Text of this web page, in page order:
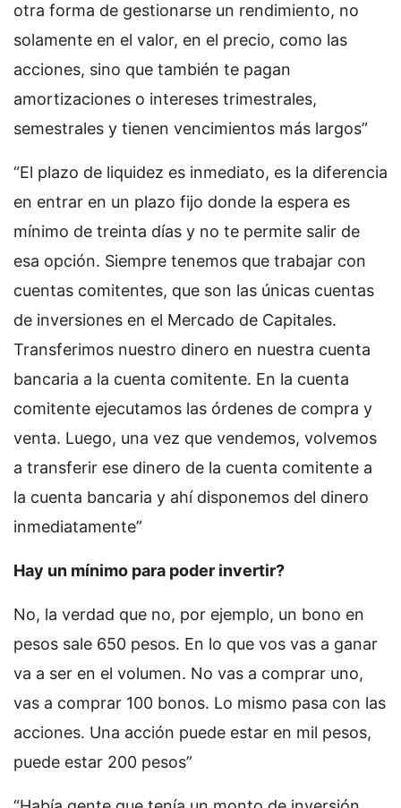
otra forma de gestionarse un rendimiento, no
solamente en el valor, en el precio, como las
acciones, sino que también te pagan
amortizaciones o intereses trimestrales,
semestrales y tienen vencimientos más largos”
“El plazo de liquidez es inmediato, es la diferencia
en entrar en un plazo fijo donde la espera es
mínimo de treinta días y no te permite salir de
esa opción. Siempre tenemos que trabajar con
cuentas comitentes, que son las únicas cuentas
de inversiones en el Mercado de Capitales.
Transferimos nuestro dinero en nuestra cuenta
bancaria a la cuenta comitente. En la cuenta
comitente ejecutamos las órdenes de compra y
venta. Luego, una vez que vendemos, volvemos
a transferir ese dinero de la cuenta comitente a
la cuenta bancaria y ahí disponemos del dinero
inmediatamente”
Hay un mínimo para poder invertir?
No, la verdad que no, por ejemplo, un bono en
pesos sale 650 pesos. En lo que vos vas a ganar
va a ser en el volumen. No vas a comprar uno,
vas a comprar 100 bonos. Lo mismo pasa con las
acciones. Una acción puede estar en mil pesos,
puede estar 200 pesos”